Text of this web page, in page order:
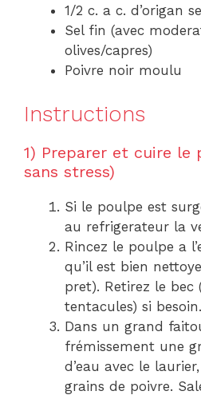
1/2 c. a c. d’origan
Sel fin (avec
olives/capres)
Poivre noir moulu
Instructions
1) Preparer et cuire le
sans stress)
Si le poulpe est
au refrigerateur la
Rincez le poulpe a
qu’il est bien
pret). Retirez le bec
tentacules) si besoin.
Dans un grand
frémissement une
d’eau avec le
grains de poivre.